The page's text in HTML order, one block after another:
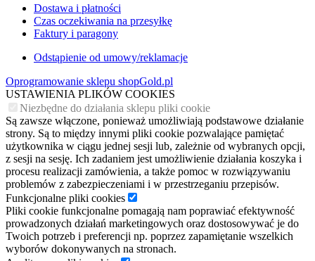
Dostawa i płatności
Czas oczekiwania na przesyłkę
Faktury i paragony
Odstąpienie od umowy/reklamacje
Oprogramowanie sklepu shopGold.pl
USTAWIENIA PLIKÓW COOKIES
Niezbędne do działania sklepu pliki cookie
Są zawsze włączone, ponieważ umożliwiają podstawowe działanie
strony. Są to między innymi pliki cookie pozwalające pamiętać
użytkownika w ciągu jednej sesji lub, zależnie od wybranych opcji,
z sesji na sesję. Ich zadaniem jest umożliwienie działania koszyka i
procesu realizacji zamówienia, a także pomoc w rozwiązywaniu
problemów z zabezpieczeniami i w przestrzeganiu przepisów.
Funkcjonalne pliki cookies
Pliki cookie funkcjonalne pomagają nam poprawiać efektywność
prowadzonych działań marketingowych oraz dostosowywać je do
Twoich potrzeb i preferencji np. poprzez zapamiętanie wszelkich
wyborów dokonywanych na stronach.